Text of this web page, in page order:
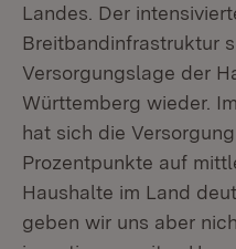
Landes. Der
Breitbandinfrastruktur
Versorgungslage der
Württemberg wieder.
hat sich die
Prozentpunkte auf
Haushalte im Land
geben wir uns aber